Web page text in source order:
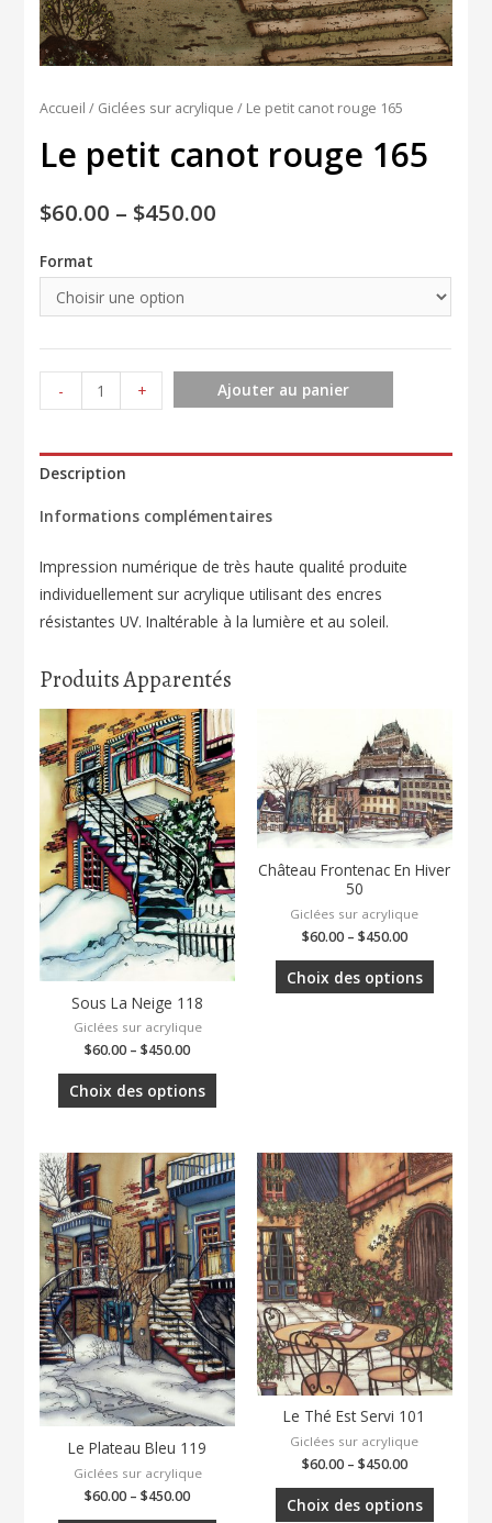
Accueil / Giclées sur acrylique / Le petit canot rouge 165
Le petit canot rouge 165
$60.00 – $450.00
Format
-
de
petit
rouge
+ Ajouter au panier
Description
Informations complémentaires
Impression numérique de très haute qualité produite
individuellement sur acrylique utilisant des encres
résistantes UV. Inaltérable à la lumière et au soleil.
Produits Apparentés
Sous La Neige 118
Giclées sur acrylique
$60.00 –$450.00
Choix des options
Château Frontenac En Hiver
50
Giclées sur acrylique
$60.00– $450.00
Choix des options
Le Plateau Bleu 119
Giclées sur acrylique
$60.00 –$450.00
Le Thé Est Servi 101
Giclées sur acrylique
$60.00– $450.00
Choix des options